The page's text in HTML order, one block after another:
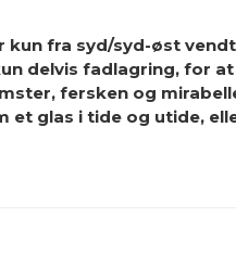
kun fra syd/syd-øst
delvis fadlagring, for
fersken og
et glas i tide og utide,